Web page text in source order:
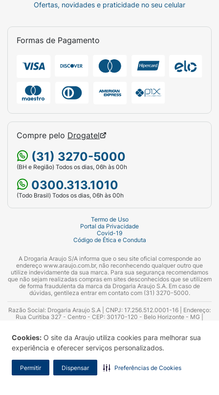
Cookies: O site da Araujo utiliza cookies para melhorar sua
experiência e oferecer serviços personalizados.
Permitir Dispensar Preferências de Cookies
Ofertas, novidades e praticidade no seu celular
Formas de Pagamento
Compre pelo Drogatel
(31) 3270-5000
(BH e Região) Todos os dias, 06h às 00h
0300.313.1010
(Todo Brasil) Todos os dias, 06h às 00h
Termo de Uso
Portal da Privacidade
Covid-19
Código de Ética e Conduta
A Drogaria Araujo S/A informa que o seu site oficial corresponde ao
endereço www.araujo.com.br, não reconhecendo qualquer outro que
utilize indevidamente da sua marca. Para sua segurança recomendamos
que não sejam realizadas compras em sites desconhecidos que se utilizem
de forma fraudulenta da marca da Drogaria Araujo S.A. Em caso de
dúvidas, gentileza entrar em contato com (31) 3270-5000.
Razão Social: Drogaria Araujo S.A | CNPJ: 17.256.512.0001-16 | Endereço:
Rua Curitiba 327 - Centro - CEP: 30170-120 - Belo Horizonte - MG |
Azevedo Guimarães – CRF 10.965 | Yasmin Silva Alvarenga – CRF 52.584 -
Consultor substituto: Thiago Aguiar Pinheiro - CRF Nº 13.748. Alvará
Sanitário: 2025020713 | Autorização de Funcionamento da Empresa (AFE):